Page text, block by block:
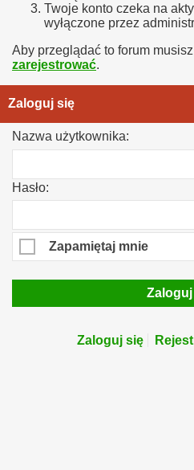
Twoje konto czeka na
wyłączone przez
Aby przeglądać to forum
zarejestrować.
Zaloguj się
Nazwa użytkownika:
Hasło:
Zapamiętaj mnie
Zaloguj się